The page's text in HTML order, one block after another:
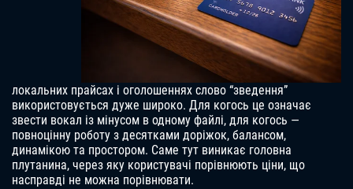
локальних прайсах і оголошеннях слово “зведення”
використовується дуже широко. Для когось це означає
звести вокал із мінусом в одному файлі, для когось —
повноцінну роботу з десятками доріжок, балансом,
динамікою та простором. Саме тут виникає головна
плутанина, через яку користувачі порівнюють ціни, що
насправді не можна порівнювати.